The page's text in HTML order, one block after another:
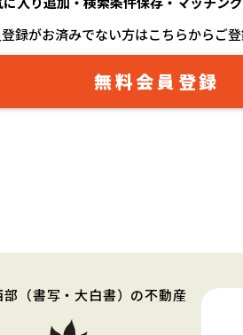
録がお済みでない方はこちらからご登
無料会員登録
部 （書写・大白書） の不動産